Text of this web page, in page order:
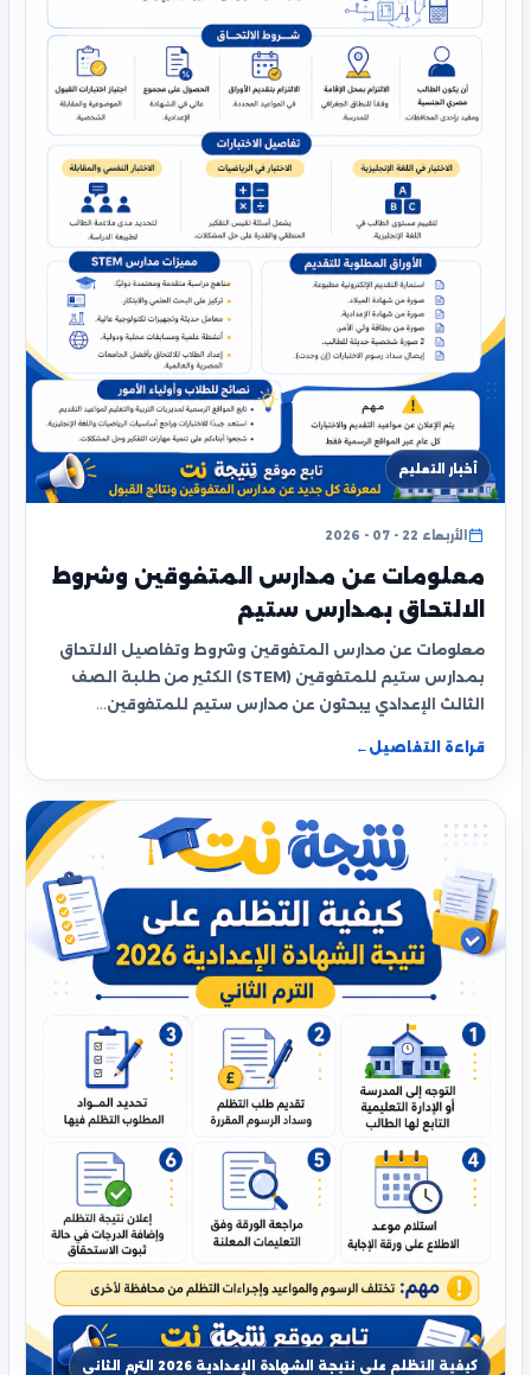
أخبار التعليم
الأربعاء 22 - 07 - 2026
معلومات عن مدارس المتفوقين وشروط
الالتحاق بمدارس ستيم
معلومات عن مدارس المتفوقين وشروط وتفاصيل الالتحاق
بمدارس ستيم للمتفوقين (STEM) الكثير من طلبة الصف
الثالث الإعدادي يبحثون عن مدارس ستيم للمتفوقين…
قراءة التفاصيل ←
كيفية التظلم على نتيجة الشهادة الإعدادية 2026 الترم الثاني